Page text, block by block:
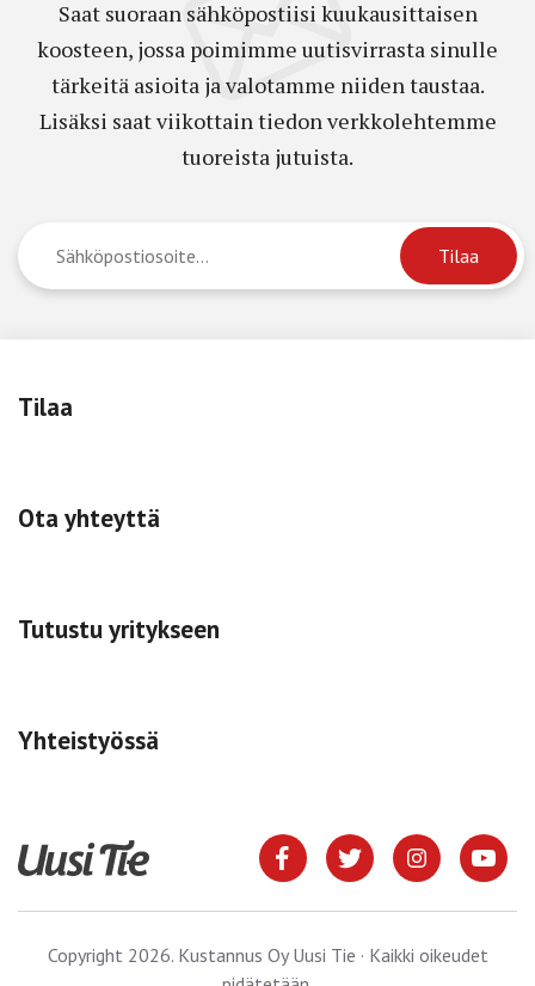
Saat suoraan sähköpostiisi kuukausittaisen
koosteen, jossa poimimme uutisvirrasta sinulle
tärkeitä asioita ja valotamme niiden taustaa.
Lisäksi saat viikottain tiedon verkkolehtemme
tuoreista jutuista.
Tilaa
Ota yhteyttä
Tutustu yritykseen
Yhteistyössä
Copyright 2026. Kustannus Oy Uusi Tie · Kaikki oikeudet